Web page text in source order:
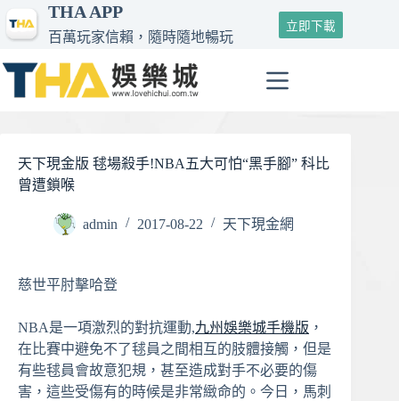
至
要
THA APP
百萬玩家信賴，隨時隨地暢玩
立即下載
天下現金版 毬場殺手!NBA五大可怕“黑手腳” 科比
曾遭鎖喉
admin 2017-08-22 天下現金網
慈世平肘擊哈登
NBA是一項激烈的對抗運動,九州娛樂城手機版 ，
在比賽中避免不了毬員之間相互的肢體接觸，但是
有些毬員會故意犯規，甚至造成對手不必要的傷
害，這些受傷有的時候是非常緻命的。今日，馬刺